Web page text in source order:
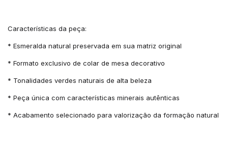
Características da peça:
* Esmeralda natural preservada em sua matriz original
* Formato exclusivo de colar de mesa decorativo
* Tonalidades verdes naturais de alta beleza
* Peça única com características minerais autênticas
* Acabamento selecionado para valorização da formação natural